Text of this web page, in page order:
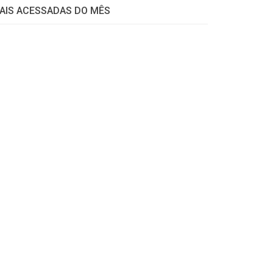
ACESSADAS DO MÊS